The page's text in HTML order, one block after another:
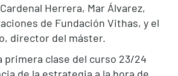
Herrera, Mar Álvarez,
de Fundación Vithas, y el
director del máster.
primera clase del curso 23/24